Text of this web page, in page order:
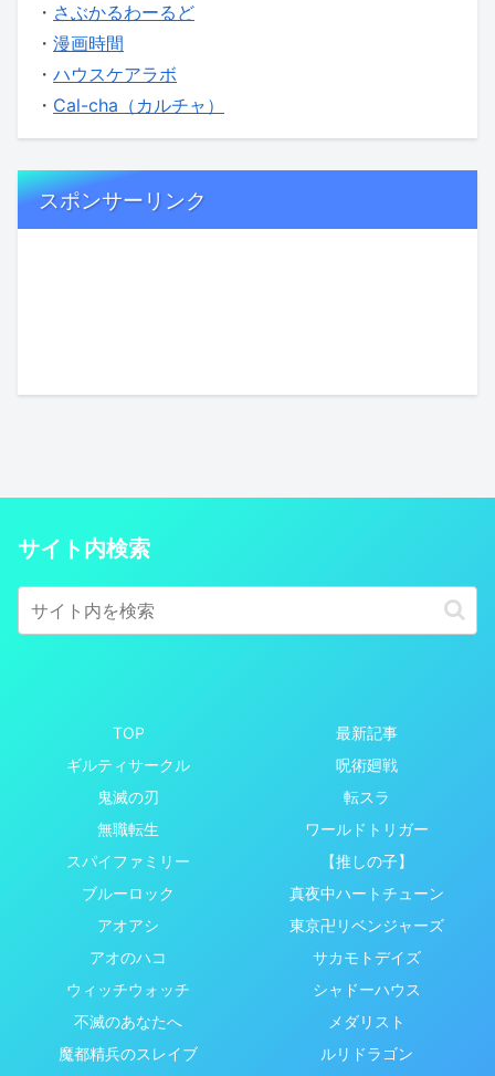
・ さぶかるわーるど
・ 漫画時間
・ ハウスケアラボ
・ Cal-cha（カルチャ）
スポンサーリンク
サイト内検索
TOP
最新記事
ギルティサークル
呪術廻戦
鬼滅の刃
転スラ
無職転生
ワールドトリガー
スパイファミリー
【推しの子】
ブルーロック
真夜中ハートチューン
アオアシ
東京卍リベンジャーズ
アオのハコ
サカモトデイズ
ウィッチウォッチ
シャドーハウス
不滅のあなたへ
メダリスト
魔都精兵のスレイブ
ルリドラゴン